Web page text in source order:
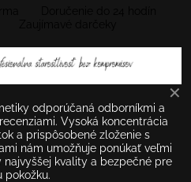
✕
odporúčaná odborníkmi a
Vysoká koncentrácia
a prispôsobené zloženie s
nám umožňuje ponúkať veľmi
kvality a bezpečné pre
pokožku.